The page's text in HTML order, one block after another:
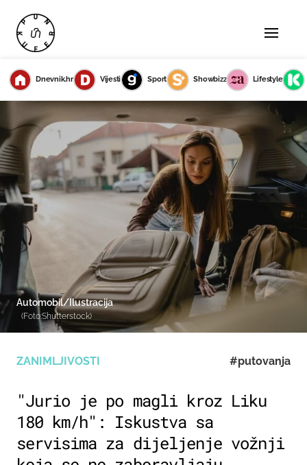
Dnevnik.hr Vijesti Sport Showbizz Lifestyle
ZANIMLJIVOSTI #putovanja
"Jurio je po magli kroz Liku
180 km/h": Iskustva sa
servisima za dijeljenje vožnji
Automobil/Ilustracija
(Foto:Shutterstock)